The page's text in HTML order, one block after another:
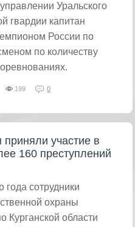
Уральского
гвардии капитан
России по
по количеству
199 0
участие в
160 преступлений
года сотрудники
охраны
Курганской области